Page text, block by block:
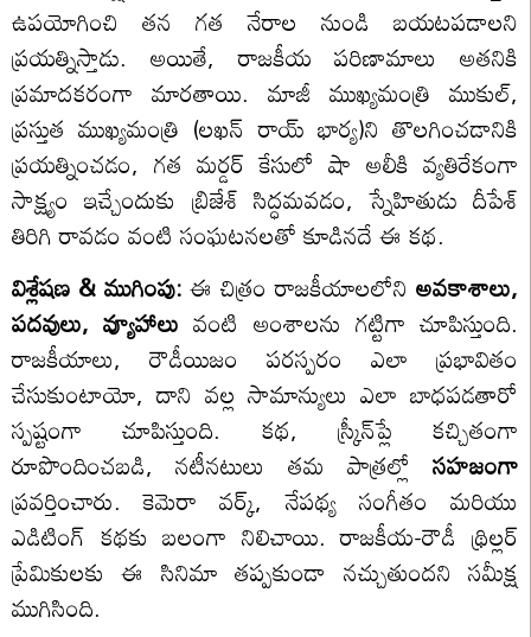
ఉపయోగించి తన గత నేరాల నుండి బయటపడాలని
ప్రయత్నిస్తాడు. అయితే, రాజకీయ పరిణామాలు అతనికి
ప్రమాదకరంగా మారతాయి. మాజీ ముఖ్యమంత్రి ముకుల్,
ప్రస్తుత ముఖ్యమంత్రి (లఖన్ రాయ్ భార్య)ని తొలగించడానికి
ప్రయత్నించడం, గత మర్డర్ కేసులో షా అలీకి వ్యతిరేకంగా
సాక్ష్యం ఇచ్చేందుకు బ్రిజేశ్ సిద్ధమవడం, స్నేహితుడు దీపేశ్
తిరిగి రావడం వంటి సంఘటనలతో కూడినదే ఈ కథ.
విశ్లేషణ & ముగింపు:ఈ చిత్రం రాజకీయాలలోని అవకాశాలు,
పదవులు, వ్యూహాలు వంటి అంశాలను గట్టిగా చూపిస్తుంది.
రాజకీయాలు, రౌడీయిజం పరస్పరం ఎలా ప్రభావితం
చేసుకుంటాయో, దాని వల్ల సామాన్యులు ఎలా బాధపడతారో
స్పష్టంగా చూపిస్తుంది. కథ, స్క్రీన్‌ప్లే కచ్చితంగా
రూపొందించబడి, నటీనటులు తమ పాత్రల్లో సహజంగా
ప్రవర్తించారు. కెమెరా వర్క్, నేపథ్య సంగీతం మరియు
ఎడిటింగ్ కథకు బలంగా నిలిచాయి. రాజకీయ-రౌడీ థ్రిల్లర్
ప్రేమికులకు ఈ సినిమా తప్పకుండా నచ్చుతుందని సమీక్ష
ముగిసింది.